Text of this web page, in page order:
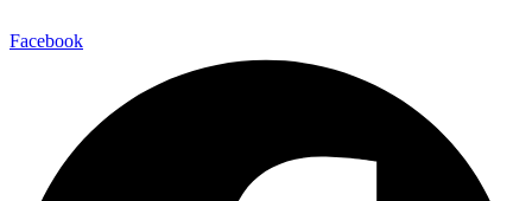
Facebook